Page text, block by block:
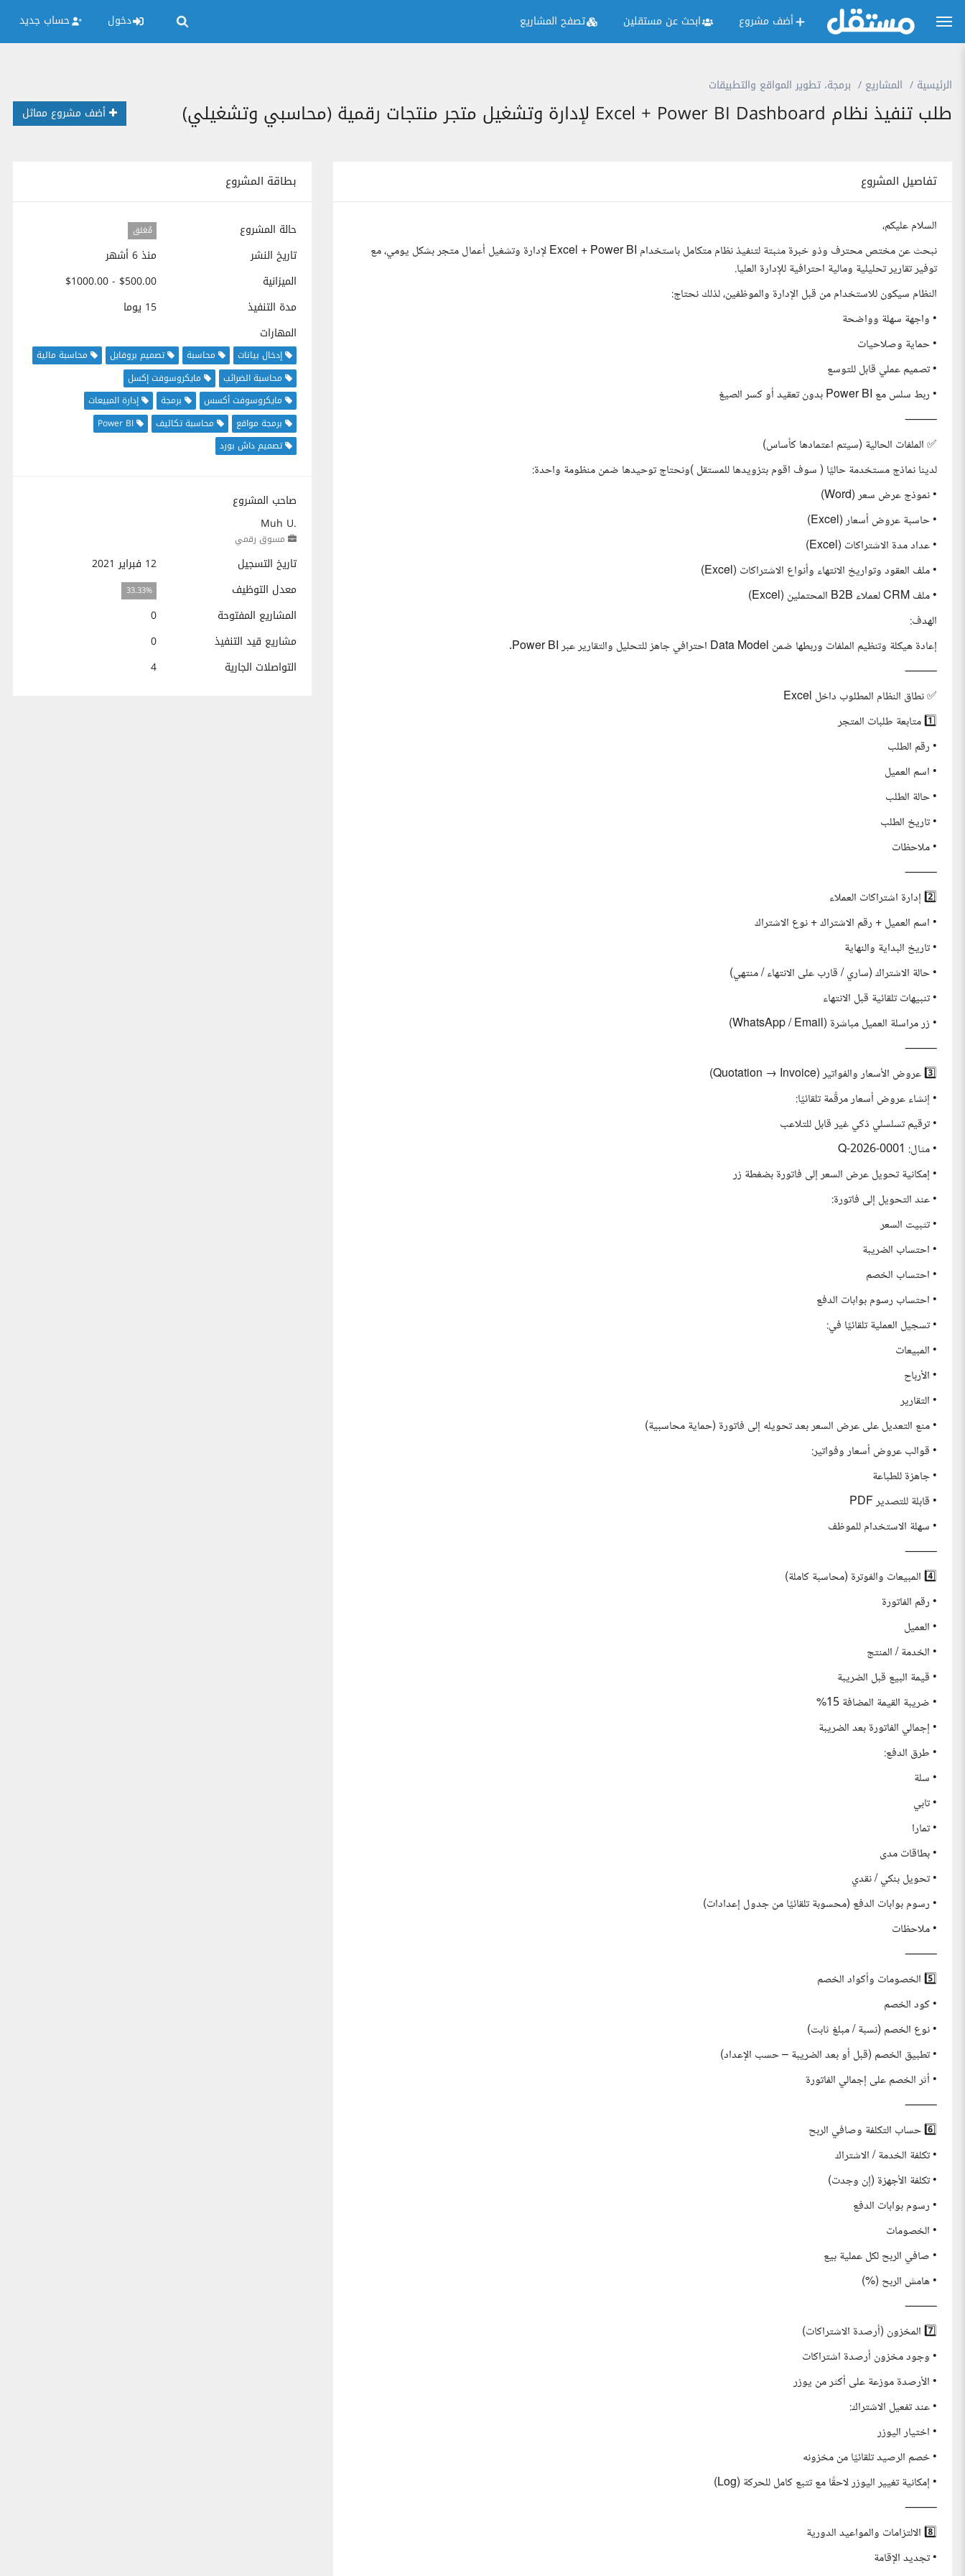
أضف مشروع ابحث عن مستقلين تصفح المشاريع دخول حساب جديد
الرئيسية المشاريع برمجة، تطوير المواقع والتطبيقات
طلب تنفيذ نظام Excel + Power BI Dashboard لإدارة وتشغيل متجر منتجات رقمية (محاسبي وتشغيلي) أضف مشروع مماثل
بطاقة المشروع
حالة المشروع مُغلق
تاريخ النشر
منذ 6 أشهر
الميزانية
$500.00 - $1000.00
مدة التنفيذ
15 يوما
المهارات
إدخال بيانات محاسبة تصميم بروفايل
محاسبة مالية
محاسبة الضرائب
مايكروسوفت إكسل
مايكروسوفت أكسس
برمجة
إدارة المبيعات
برمجة مواقع
محاسبة تكاليف
Power BI
تصميم داش بورد
صاحب المشروع
Muh U.
مسوق رقمي
تاريخ التسجيل
12 فبراير 2021
معدل التوظيف
33.33%
المشاريع المفتوحة
0
مشاريع قيد التنفيذ
0
التواصلات الجارية
4
تفاصيل المشروع
السلام عليكم،
نبحث عن مختص محترف وذو خبرة مثبتة لتنفيذ نظام متكامل باستخدام Excel + Power BI لإدارة وتشغيل أعمال متجر بشكل يومي، مع
توفير تقارير تحليلية ومالية احترافية للإدارة العليا.
النظام سيكون للاستخدام من قبل الإدارة والموظفين، لذلك نحتاج:
• واجهة سهلة وواضحة
• حماية وصلاحيات
• تصميم عملي قابل للتوسع
• ربط سلس مع Power BI بدون تعقيد أو كسر الصيغ
⸻
✅ الملفات الحالية (سيتم اعتمادها كأساس)
لدينا نماذج مستخدمة حاليًا ( سوف اقوم بتزويدها للمستقل )ونحتاج توحيدها ضمن منظومة واحدة:
• نموذج عرض سعر (Word)
• حاسبة عروض أسعار (Excel)
• عداد مدة الاشتراكات (Excel)
• ملف العقود وتواريخ الانتهاء وأنواع الاشتراكات (Excel)
• ملف CRM لعملاء B2B المحتملين (Excel)
الهدف:
إعادة هيكلة وتنظيم الملفات وربطها ضمن Data Model احترافي جاهز للتحليل والتقارير عبر Power BI.
⸻
✅ نطاق النظام المطلوب داخل Excel
1️⃣ متابعة طلبات المتجر
• رقم الطلب
• اسم العميل
• حالة الطلب
• تاريخ الطلب
• ملاحظات
⸻
2️⃣ إدارة اشتراكات العملاء
• اسم العميل + رقم الاشتراك + نوع الاشتراك
• تاريخ البداية والنهاية
• حالة الاشتراك (ساري / قارب على الانتهاء / منتهي)
• تنبيهات تلقائية قبل الانتهاء
• زر مراسلة العميل مباشرة (WhatsApp / Email)
⸻
3️⃣ عروض الأسعار والفواتير (Quotation → Invoice)
• إنشاء عروض أسعار مرقّمة تلقائيًا:
• ترقيم تسلسلي ذكي غير قابل للتلاعب
• مثال: Q-2026-0001
• إمكانية تحويل عرض السعر إلى فاتورة بضغطة زر
• عند التحويل إلى فاتورة:
• تثبيت السعر
• احتساب الضريبة
• احتساب الخصم
• احتساب رسوم بوابات الدفع
• تسجيل العملية تلقائيًا في:
• المبيعات
• الأرباح
• التقارير
• منع التعديل على عرض السعر بعد تحويله إلى فاتورة (حماية محاسبية)
• قوالب عروض أسعار وفواتير:
• جاهزة للطباعة
• قابلة للتصدير PDF
• سهلة الاستخدام للموظف
⸻
4️⃣ المبيعات والفوترة (محاسبة كاملة)
• رقم الفاتورة
• العميل
• الخدمة / المنتج
• قيمة البيع قبل الضريبة
• ضريبة القيمة المضافة 15%
• إجمالي الفاتورة بعد الضريبة
• طرق الدفع:
• سلة
• تابي
• تمارا
• بطاقات مدى
• تحويل بنكي / نقدي
• رسوم بوابات الدفع (محسوبة تلقائيًا من جدول إعدادات)
• ملاحظات
⸻
5️⃣ الخصومات وأكواد الخصم
• كود الخصم
• نوع الخصم (نسبة / مبلغ ثابت)
• تطبيق الخصم (قبل أو بعد الضريبة – حسب الإعداد)
• أثر الخصم على إجمالي الفاتورة
⸻
6️⃣ حساب التكلفة وصافي الربح
• تكلفة الخدمة / الاشتراك
• تكلفة الأجهزة (إن وجدت)
• رسوم بوابات الدفع
• الخصومات
• صافي الربح لكل عملية بيع
• هامش الربح (%)
⸻
7️⃣ المخزون (أرصدة الاشتراكات)
• وجود مخزون أرصدة اشتراكات
• الأرصدة موزعة على أكثر من يوزر
• عند تفعيل الاشتراك:
• اختيار اليوزر
• خصم الرصيد تلقائيًا من مخزونه
• إمكانية تغيير اليوزر لاحقًا مع تتبع كامل للحركة (Log)
⸻
8️⃣ الالتزامات والمواعيد الدورية
• تجديد الإقامة